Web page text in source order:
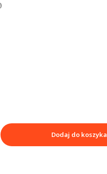
Dodaj do koszyka